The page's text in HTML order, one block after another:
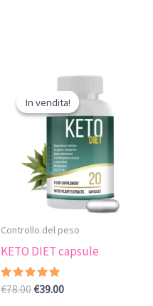
In vendita!
In vendita!
Controllo del peso
KETO DIET capsule
Valutato
€78.00Il
€39.00Il